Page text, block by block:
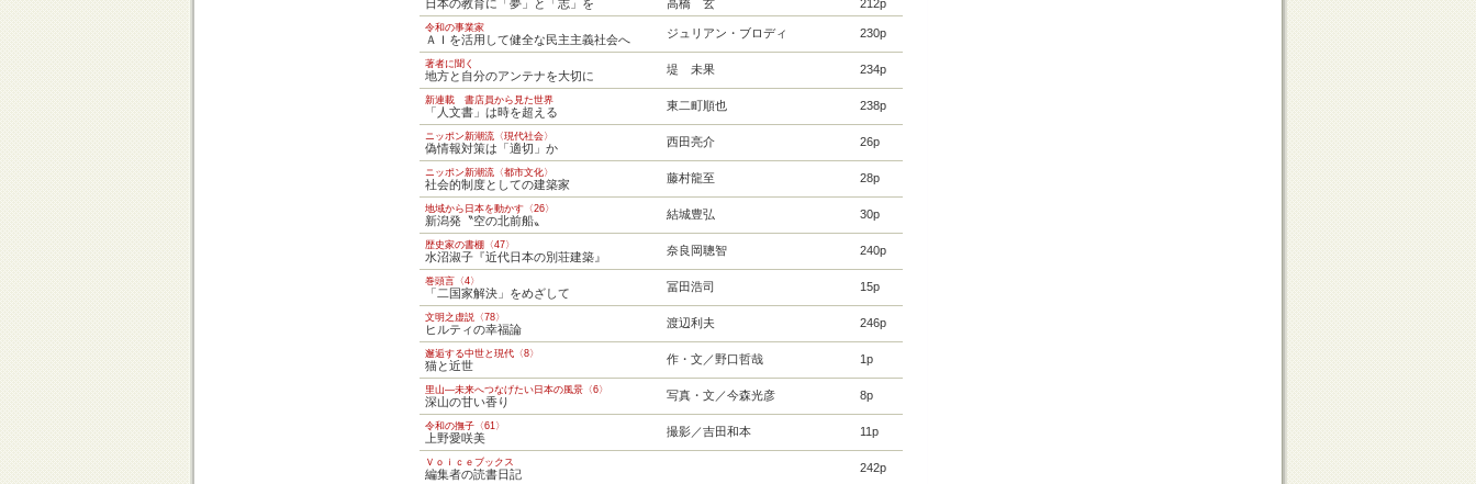
日本の教育に「夢」と「志」を 高橋 玄 212p
令和の事業家
ＡＩを活用して健全な民主主義社会へ ジュリアン・ブロディ 230p
著者に聞く
地方と自分のアンテナを大切に 堤 未果 234p
新連載 書店員から見た世界
「人文書」は時を超える 東二町順也 238p
ニッポン新潮流〈現代社会〉
偽情報対策は「適切」か 西田亮介 26p
ニッポン新潮流〈都市文化〉
社会的制度としての建築家 藤村龍至 28p
地域から日本を動かす〈26〉
新潟発〝空の北前船〟 結城豊弘 30p
歴史家の書棚〈47〉
水沼淑子『近代日本の別荘建築』 奈良岡聰智 240p
巻頭言〈4〉
「二国家解決」をめざして 冨田浩司 15p
文明之虚説〈78〉
ヒルティの幸福論 渡辺利夫 246p
邂逅する中世と現代〈8〉
猫と近世 作・文／野口哲哉 1p
里山―未来へつなげたい日本の風景〈6〉
深山の甘い香り 写真・文／今森光彦 8p
令和の撫子〈61〉
上野愛咲美 撮影／吉田和本 11p
Ｖｏｉｃｅブックス
編集者の読書日記 242p